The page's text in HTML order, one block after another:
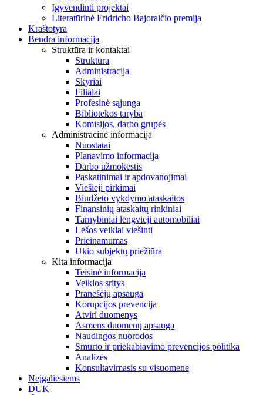
Įgyvendinti projektai
Literatūrinė Fridricho Bajoraičio premija
Kraštotyra
Bendra informacija
Struktūra ir kontaktai
Struktūra
Administracija
Skyriai
Filialai
Profesinė sąjunga
Bibliotekos taryba
Komisijos, darbo grupės
Administracinė informacija
Nuostatai
Planavimo informacija
Darbo užmokestis
Paskatinimai ir apdovanojimai
Viešieji pirkimai
Biudžeto vykdymo ataskaitos
Finansinių ataskaitų rinkiniai
Tarnybiniai lengvieji automobiliai
Lėšos veiklai viešinti
Prieinamumas
Ūkio subjektų priežiūra
Kita informacija
Teisinė informacija
Veiklos sritys
Pranešėjų apsauga
Korupcijos prevencija
Atviri duomenys
Asmens duomenų apsauga
Naudingos nuorodos
Smurto ir priekabiavimo prevencijos politika
Analizės
Konsultavimasis su visuomene
Neįgaliesiems
DUK